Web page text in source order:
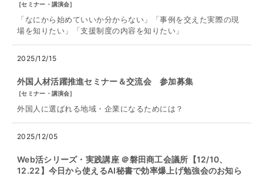
[セミナー・講演会]
「なにから始めていいか分からない」「事例を交えた実際の現
場を知りたい」「支援制度の内容を知りたい」
2025/12/15
外国人材活躍推進セミナー＆交流会 参加募集
[セミナー・講演会]
外国人に選ばれる地域・企業になるためには？
2025/12/05
Web活シリーズ・実践講座 ＠磐田商工会議所【12/10、
12.22】今日から使えるAI秘書で効率爆上げ勉強会のお知ら